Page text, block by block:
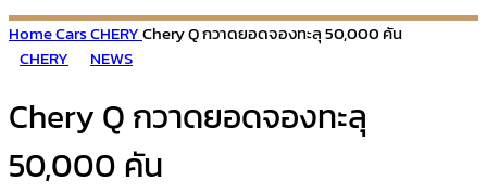
HomeCarsCHERYChery Q กวาดยอดจองทะลุ 50,000 คัน
CHERY
NEWS
Chery Q กวาดยอดจองทะลุ
50,000 คัน